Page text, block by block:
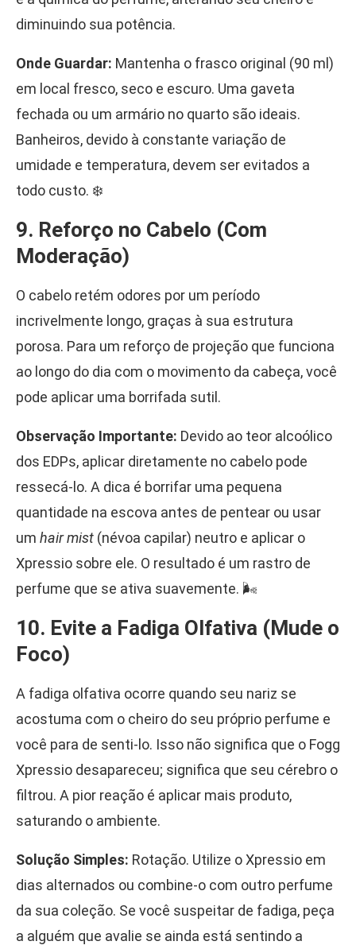
diminuindo sua potência.
Onde Guardar: Mantenha o frasco original (90 ml)
em local fresco, seco e escuro. Uma gaveta
fechada ou um armário no quarto são ideais.
Banheiros, devido à constante variação de
umidade e temperatura, devem ser evitados a
todo custo. ❄️
9. Reforço no Cabelo (Com
Moderação)
O cabelo retém odores por um período
incrivelmente longo, graças à sua estrutura
porosa. Para um reforço de projeção que funciona
ao longo do dia com o movimento da cabeça, você
pode aplicar uma borrifada sutil.
Observação Importante: Devido ao teor alcoólico
dos EDPs, aplicar diretamente no cabelo pode
ressecá-lo. A dica é borrifar uma pequena
quantidade na escova antes de pentear ou usar
um hair mist (névoa capilar) neutro e aplicar o
Xpressio sobre ele. O resultado é um rastro de
perfume que se ativa suavemente. 🌬️
10. Evite a Fadiga Olfativa (Mude o
Foco)
A fadiga olfativa ocorre quando seu nariz se
acostuma com o cheiro do seu próprio perfume e
você para de senti-lo. Isso não significa que o Fogg
Xpressio desapareceu; significa que seu cérebro o
filtrou. A pior reação é aplicar mais produto,
saturando o ambiente.
Solução Simples: Rotação. Utilize o Xpressio em
dias alternados ou combine-o com outro perfume
da sua coleção. Se você suspeitar de fadiga, peça
a alguém que avalie se ainda está sentindo a